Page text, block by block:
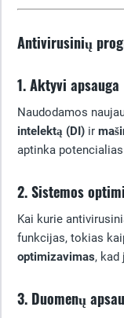
Antivirusinių
1. Aktyvi apsauga
Naudodamos
intelektą (DI) ir
aptinka
2. Sistemos
Kai kurie
funkcijas, tokias
optimizavimas, kad
3. Duomenų